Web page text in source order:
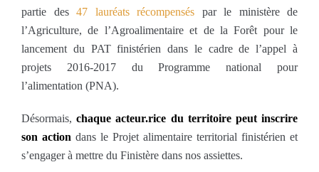
partie des 47 lauréats récompensés par le ministère de
l’Agriculture, de l’Agroalimentaire et de la Forêt pour le
lancement du PAT finistérien dans le cadre de l’appel à
projets 2016-2017 du Programme national pour
l’alimentation (PNA).
Désormais,chaque acteur.rice du territoire peut inscrire
son action dans le Projet alimentaire territorial finistérien et
s’engager à mettre du Finistère dans nos assiettes.